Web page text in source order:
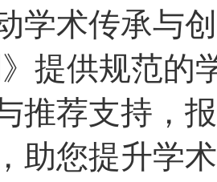
学术传承与
》提供规范的
推荐支持，
助您提升学